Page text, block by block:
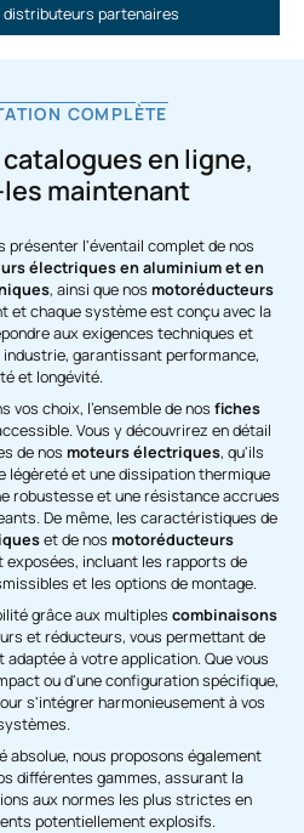
distributeurs partenaires
COMPLÈTE
en ligne,
maintenant
présenter l'éventail complet de nos
électriques en aluminium et en
, ainsi que nos motoréducteurs
et chaque système est conçu avec la
aux exigences techniques et
garantissant performance,
et longévité.
vos choix, l'ensemble de nos fiches
Vous y découvrirez en détail
de nos moteurs électriques, qu'ils
légèreté et une dissipation thermique
robustesse et une résistance accrues
De même, les caractéristiques de
et de nos motoréducteurs
incluant les rapports de
et les options de montage.
grâce aux multiples combinaisons
et réducteurs, vous permettant de
à votre application. Que vous
ou d'une configuration spécifique,
s'intégrer harmonieusement à vos
absolue, nous proposons également
différentes gammes, assurant la
aux normes les plus strictes en
potentiellement explosifs.